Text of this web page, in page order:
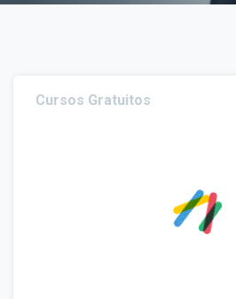
Cursos Gratuitos